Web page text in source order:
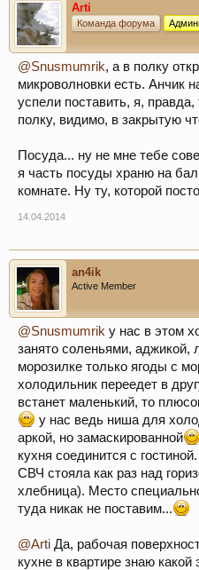
Arti
Команда форума
@Snusmumrik, а в полку
микроволновки есть. Анчик
успели поставить, я,
полку, видимо, в закрытую
Посуда... ну не мне тебе
я часть посуды храню на
комнате. Ну ту, которой
14.04.2014
an4ik
Active Member
@Snusmumrik у нас в этом
занято соленьями, аджикой,
морозилке только ягоды с
холодильник переедет в
встанет маленький, то
у нас ведь ниша для
аркой, но замаскированной
кухня соединится с гостиной.
СВЧ стояла как раз над
хлебница). Место
туда никак не поставим...
@Arti Да, рабочая
кухне в квартире знаю какой